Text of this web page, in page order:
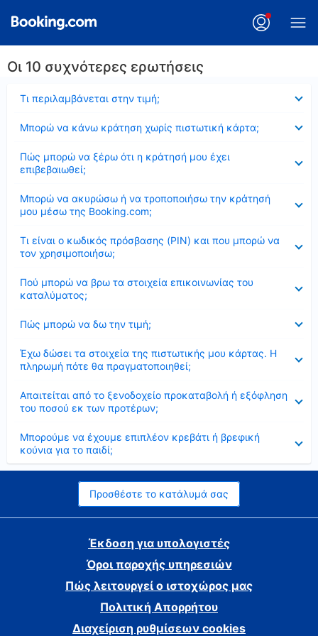
Οι 10 συχνότερες ερωτήσεις
Τι περιλαμβάνεται στην τιμή;
Μπορώ να κάνω κράτηση χωρίς πιστωτική κάρτα;
Πώς μπορώ να ξέρω ότι η κράτησή μου έχει
επιβεβαιωθεί;
Μπορώ να ακυρώσω ή να τροποποιήσω την κράτησή
μου μέσω της Booking.com;
Τι είναι ο κωδικός πρόσβασης (PIN) και που μπορώ να
τον χρησιμοποιήσω;
Πού μπορώ να βρω τα στοιχεία επικοινωνίας του
καταλύματος;
Πώς μπορώ να δω την τιμή;
Έχω δώσει τα στοιχεία της πιστωτικής μου κάρτας. Η
πληρωμή πότε θα πραγματοποιηθεί;
Απαιτείται από το ξενοδοχείο προκαταβολή ή εξόφληση
του ποσού εκ των προτέρων;
Μπορούμε να έχουμε επιπλέον κρεβάτι ή βρεφική
κούνια για το παιδί;
Προσθέστε το κατάλυμά σας
Έκδοση για υπολογιστές
Όροι παροχής υπηρεσιών
Πώς λειτουργεί ο ιστοχώρος μας
Πολιτική Απορρήτου
Διαχείριση ρυθμίσεων cookies